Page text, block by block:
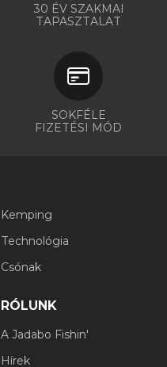
30 ÉV SZAKMAI
TAPASZTALAT
SOKFÉLE
FIZETÉSI MÓD
Kemping
Technológia
Csónak
RÓLUNK
A Jadabo Fishin'
Hírek